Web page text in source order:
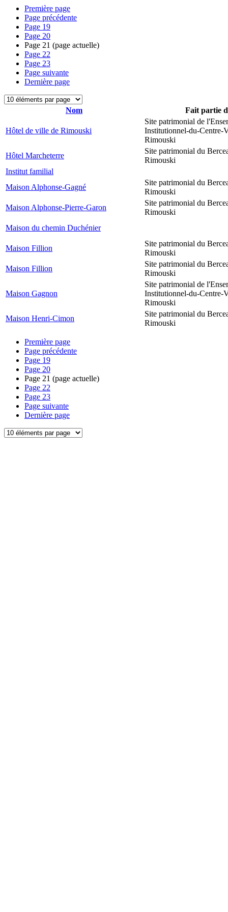
Première page
Page précédente
Page 19
Page 20
Page 21 (page actuelle)
Page 22
Page 23
Page suivante
Dernière page
Nom Fait partie
Hôtel de ville de Rimouski
Site patrimonial de
Institutionnel-du-Centre-
Rimouski
Hôtel Marcheterre
Site patrimonial du
Rimouski
Institut familial
Maison Alphonse-Gagné
Site patrimonial du
Rimouski
Maison Alphonse-Pierre-Garon
Site patrimonial du
Rimouski
Maison du chemin Duchénier
Maison Fillion
Site patrimonial du
Rimouski
Maison Fillion
Site patrimonial du
Rimouski
Maison Gagnon
Site patrimonial de
Institutionnel-du-Centre-
Rimouski
Maison Henri-Cimon
Site patrimonial du
Rimouski
Première page
Page précédente
Page 19
Page 20
Page 21 (page actuelle)
Page 22
Page 23
Page suivante
Dernière page